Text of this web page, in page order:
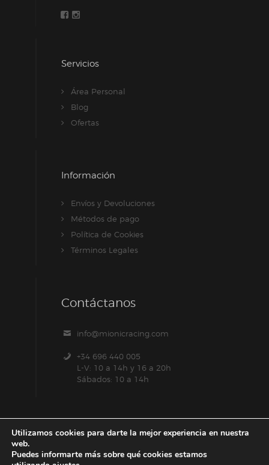
Servicios
Área Personal
Blog
Ofertas
Información
Envíos y Devoluciones
Métodos de pago
Política de Cookies
Términos Legales
Contáctanos
info@mionicracing.com
+34 696 440 005
L-V: 10 a 14h y 16 a 20h
Sábados: 10 a 14h
Utilizamos cookies para darte la mejor experiencia en nuestra
web.
Puedes informarte más sobre qué cookies estamos